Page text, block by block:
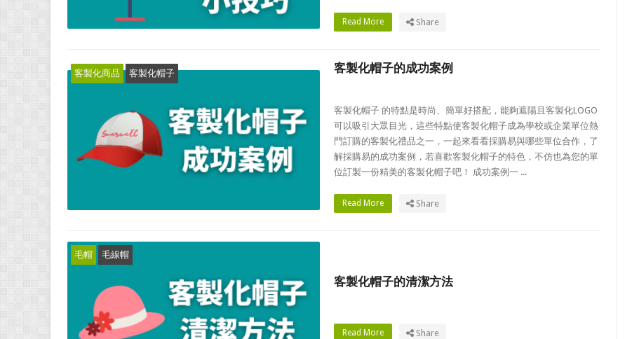
Read More Share
客製化商品 客製化帽子 客製化帽子的成功案例
客製化帽子 的特點是時尚、簡單好搭配，能夠遮陽且客製化LOGO
可以吸引大眾目光，這些特點使客製化帽子成為學校或企業單位熱
門訂購的客製化禮品之一，一起來看看採購易與哪些單位合作，了
解採購易的成功案例，若喜歡客製化帽子的特色，不仿也為您的單
位訂製一份精美的客製化帽子吧！ 成功案例一 ...
Read More Share
毛帽 毛線帽
客製化帽子的清潔方法
Read More Share